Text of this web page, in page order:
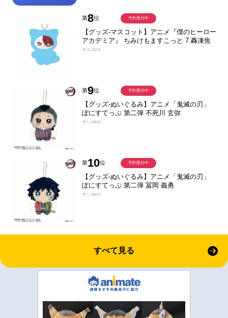
第8位
【グッズ-マスコット】アニメ『僕のヒーロー
アカデミア』 ちみけもますこっと 7.轟凍焦
￥2,200
予約受付中
第9位
【グッズ-ぬいぐるみ】アニメ「鬼滅の刃」
ぽにすてっぷ 第二弾 不死川 玄弥
￥1,980
予約受付中
第10位
【グッズ-ぬいぐるみ】アニメ「鬼滅の刃」
ぽにすてっぷ 第二弾 冨岡 義勇
￥1,980
予約受付中
すべて見る